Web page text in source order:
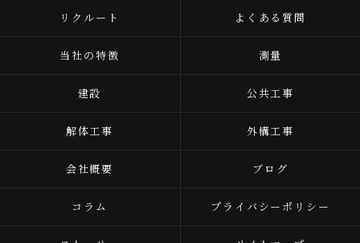
リクルート よくある質問
当社の特徴 測量
建設 公共工事
解体工事 外構工事
会社概要 ブログ
コラム プライバシーポリシー